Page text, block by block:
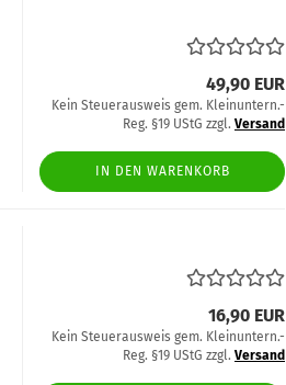
49,90 EUR
Kein Steuerausweis gem. Kleinuntern.-
Reg. §19 UStG zzgl. Versand
IN DEN WARENKORB
16,90 EUR
Kein Steuerausweis gem. Kleinuntern.-
Reg. §19 UStG zzgl. Versand